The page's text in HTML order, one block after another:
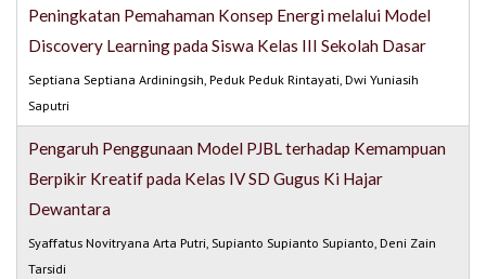
Peningkatan Pemahaman Konsep Energi melalui Model
Discovery Learning pada Siswa Kelas III Sekolah Dasar
Septiana Septiana Ardiningsih, Peduk Peduk Rintayati, Dwi Yuniasih
Saputri
Pengaruh Penggunaan Model PJBL terhadap Kemampuan
Berpikir Kreatif pada Kelas IV SD Gugus Ki Hajar
Dewantara
Syaffatus Novitryana Arta Putri, Supianto Supianto Supianto, Deni Zain
Tarsidi